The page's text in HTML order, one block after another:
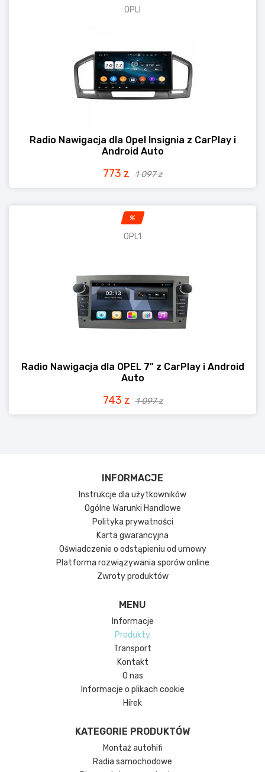
OPLI
Radio Nawigacja dla Opel Insignia z CarPlay i
Android Auto
773 z 1 097 z
%
OPL1
Radio Nawigacja dla OPEL 7" z CarPlay i Android
Auto
743 z 1 097 z
INFORMACJE
Instrukcje dla użytkowników
Ogólne Warunki Handlowe
Polityka prywatności
Karta gwarancyjna
Oświadczenie o odstąpieniu od umowy
Platforma rozwiązywania sporów online
Zwroty produktów
MENU
Informacje
Produkty
Transport
Kontakt
O nas
Informacje o plikach cookie
Hírek
KATEGORIE PRODUKTÓW
Montaż autohifi
Radia samochodowe